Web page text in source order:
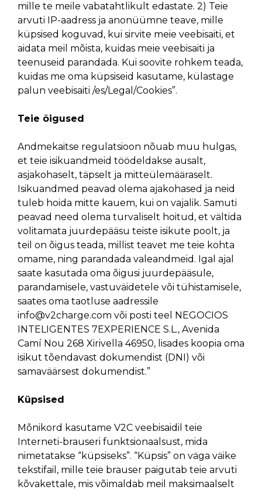
mille te meile vabatahtlikult edastate. 2) Teie
arvuti IP-aadress ja anonüümne teave, mille
küpsised koguvad, kui sirvite meie veebisaiti, et
aidata meil mõista, kuidas meie veebisaiti ja
teenuseid parandada. Kui soovite rohkem teada,
kuidas me oma küpsiseid kasutame, külastage
palun veebisaiti /es/Legal/Cookies”.
Teie õigused
Andmekaitse regulatsioon nõuab muu hulgas,
et teie isikuandmeid töödeldakse ausalt,
asjakohaselt, täpselt ja mitteülemääraselt.
Isikuandmed peavad olema ajakohased ja neid
tuleb hoida mitte kauem, kui on vajalik. Samuti
peavad need olema turvaliselt hoitud, et vältida
volitamata juurdepääsu teiste isikute poolt, ja
teil on õigus teada, millist teavet me teie kohta
omame, ning parandada valeandmeid. Igal ajal
saate kasutada oma õigusi juurdepääsule,
parandamisele, vastuväidetele või tühistamisele,
saates oma taotluse aadressile
info@v2charge.com või posti teel NEGOCIOS
INTELIGENTES 7EXPERIENCE S.L., Avenida
Camí Nou 268 Xirivella 46950, lisades koopia oma
isikut tõendavast dokumendist (DNI) või
samaväärsest dokumendist.”
Küpsised
Mõnikord kasutame V2C veebisaidil teie
Interneti-brauseri funktsionaalsust, mida
nimetatakse “küpsiseks”. “Küpsis” on väga väike
tekstifail, mille teie brauser paigutab teie arvuti
kõvakettale, mis võimaldab meil maksimaalselt